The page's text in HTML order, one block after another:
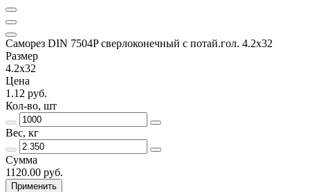
Саморез DIN 7504P сверлоконечный с потай.гол. 4.2x32
Размер
4.2x32
Цена
1.12 руб.
Кол-во, шт
Вес, кг
Сумма
1120.00 руб.
Применить